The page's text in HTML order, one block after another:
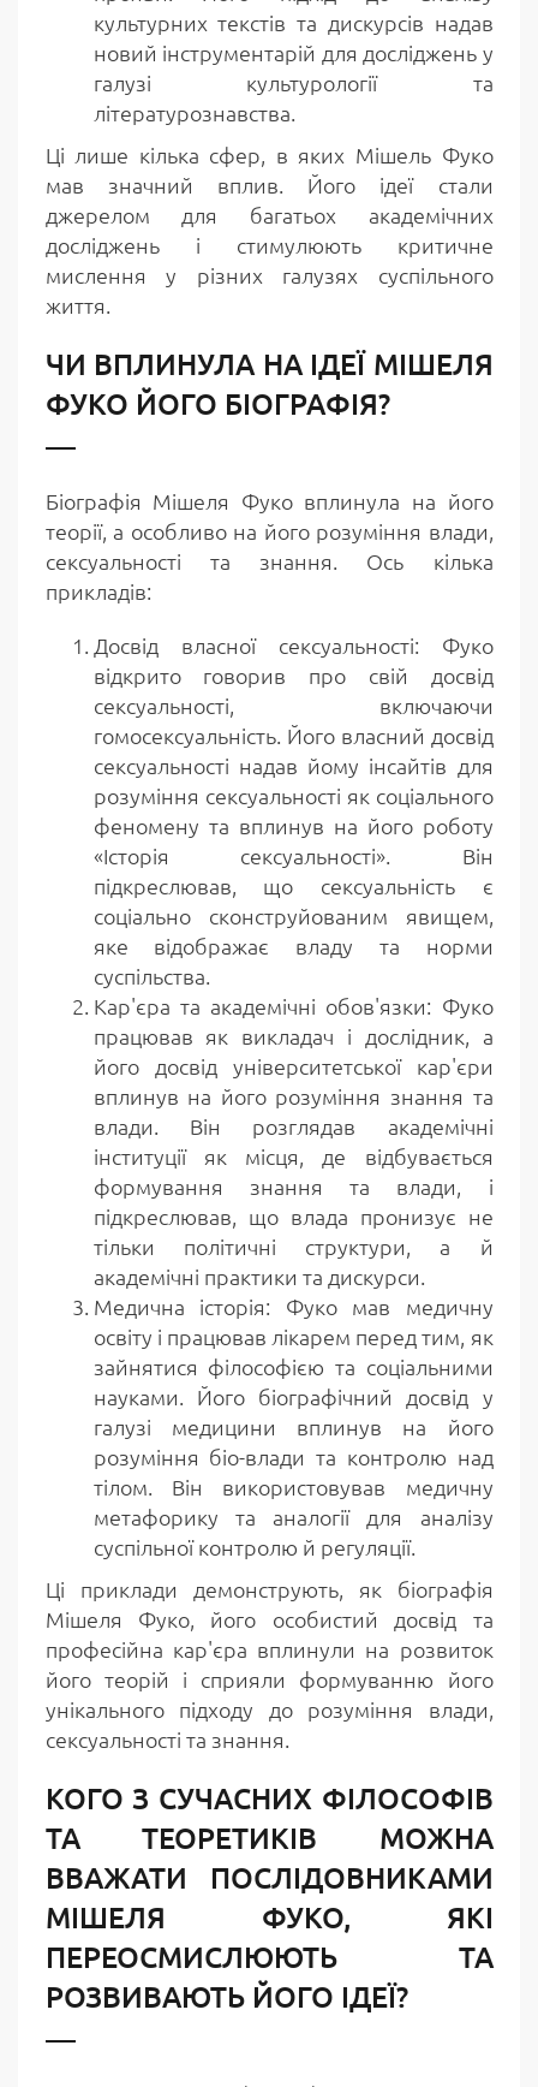
культурних текстів та дискурсів надав
новий інструментарій для досліджень у
галузі культурології та
літературознавства.
Ці лише кілька сфер, в яких Мішель Фуко
мав значний вплив. Його ідеї стали
джерелом для багатьох академічних
досліджень і стимулюють критичне
мислення у різних галузях суспільного
життя.
ЧИ ВПЛИНУЛА НА ІДЕЇ МІШЕЛЯ
ФУКО ЙОГО БІОГРАФІЯ?
Біографія Мішеля Фуко вплинула на його
теорії, а особливо на його розуміння влади,
сексуальності та знання. Ось кілька
прикладів:
Досвід власної сексуальності: Фуко
відкрито говорив про свій досвід
сексуальності, включаючи
гомосексуальність. Його власний досвід
сексуальності надав йому інсайтів для
розуміння сексуальності як соціального
феномену та вплинув на його роботу
«Історія сексуальності». Він
підкреслював, що сексуальність є
соціально сконструйованим явищем,
яке відображає владу та норми
суспільства.
Кар'єра та академічні обов'язки: Фуко
працював як викладач і дослідник, а
його досвід університетської кар'єри
вплинув на його розуміння знання та
влади. Він розглядав академічні
інституції як місця, де відбувається
формування знання та влади, і
підкреслював, що влада пронизує не
тільки політичні структури, а й
академічні практики та дискурси.
Медична історія: Фуко мав медичну
освіту і працював лікарем перед тим, як
зайнятися філософією та соціальними
науками. Його біографічний досвід у
галузі медицини вплинув на його
розуміння біо-влади та контролю над
тілом. Він використовував медичну
метафорику та аналогії для аналізу
суспільної контролю й регуляції.
Ці приклади демонструють, як біографія
Мішеля Фуко, його особистий досвід та
професійна кар'єра вплинули на розвиток
його теорій і сприяли формуванню його
унікального підходу до розуміння влади,
сексуальності та знання.
КОГО З СУЧАСНИХ ФІЛОСОФІВ
ТА ТЕОРЕТИКІВ МОЖНА
ВВАЖАТИ ПОСЛІДОВНИКАМИ
МІШЕЛЯ ФУКО, ЯКІ
ПЕРЕОСМИСЛЮЮТЬ ТА
РОЗВИВАЮТЬ ЙОГО ІДЕЇ?